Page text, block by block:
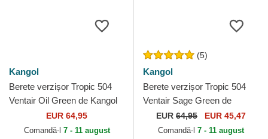
Kangol
Berete verzișor Tropic 504
Ventair Oil Green de Kangol
EUR 64,95
Comandă-l 7 - 11 august
(5)
Kangol
Berete verzișor Tropic 504
Ventair Sage Green de
Kangol
EUR 64,95 EUR 45,47
Comandă-l 7 - 11 august